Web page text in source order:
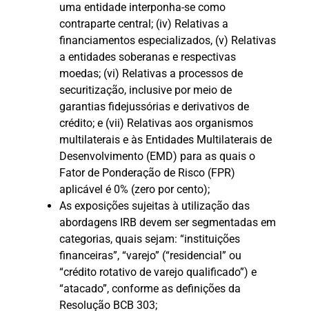
uma entidade interponha-se como
contraparte central; (iv) Relativas a
financiamentos especializados, (v) Relativas
a entidades soberanas e respectivas
moedas; (vi) Relativas a processos de
securitização, inclusive por meio de
garantias fidejussórias e derivativos de
crédito; e (vii) Relativas aos organismos
multilaterais e às Entidades Multilaterais de
Desenvolvimento (EMD) para as quais o
Fator de Ponderação de Risco (FPR)
aplicável é 0% (zero por cento);
As exposições sujeitas à utilização das
abordagens IRB devem ser segmentadas em
categorias, quais sejam: “instituições
financeiras”, “varejo” (“residencial” ou
“crédito rotativo de varejo qualificado”) e
“atacado”, conforme as definições da
Resolução BCB 303;